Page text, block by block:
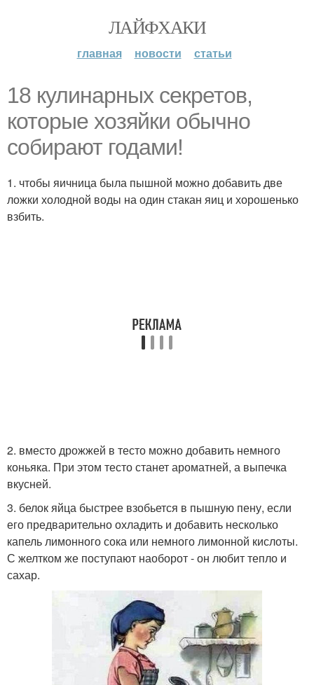
ЛАЙФХАКИ
главная новости статьи
18 кулинарных секретов,
которые хозяйки обычно
собирают годами!
1. чтобы яичница была пышной можно добавить две
ложки холодной воды на один стакан яиц и хорошенько
взбить.
2. вместо дрожжей в тесто можно добавить немного
коньяка. При этом тесто станет ароматней, а выпечка
вкусней.
3. белок яйца быстрее взобьется в пышную пену, если
его предварительно охладить и добавить несколько
капель лимонного сока или немного лимонной кислоты.
С желтком же поступают наоборот - он любит тепло и
сахар.